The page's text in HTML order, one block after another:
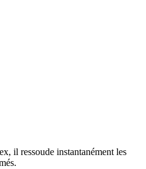
il ressoude instantanément les